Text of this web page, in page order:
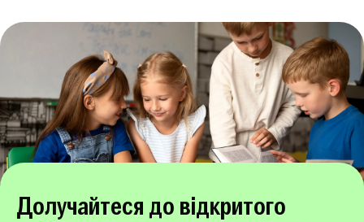
Долучайтеся до відкритого